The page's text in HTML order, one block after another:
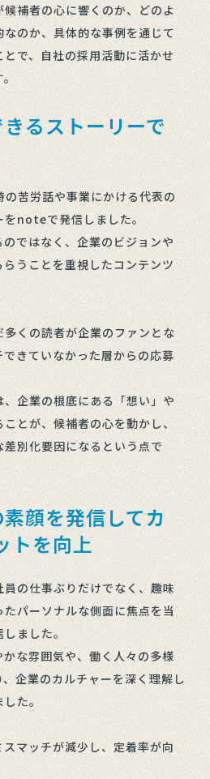
補者の心に響くのか、どのよ
なのか、具体的な事例を通じて
で、自社の採用活動に活かせ
。
るストーリーで
苦労話や事業にかける代表の
をnoteで発信しました。
ではなく、企業のビジョンや
うことを重視したコンテンツ
くの読者が企業のファンとな
きていなかった層からの応募
企業の根底にある「想い」や
ことが、候補者の心を動かし、
別化要因になるという点で
顔を発信してカ
トを向上
員の仕事ぶりだけでなく、趣味
パーソナルな側面に焦点を当
しました。
な雰囲気や、働く人々の多様
企業のカルチャーを深く理解し
た。
マッチが減少し、定着率が向